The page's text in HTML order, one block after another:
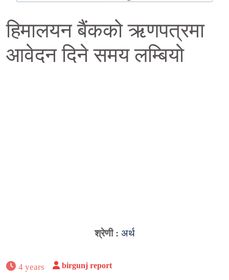
हिमालयन बैंकको ऋणपत्रमा
आवेदन दिने समय लम्बियो
श्रेणी : अर्थ
4 years birgunj report